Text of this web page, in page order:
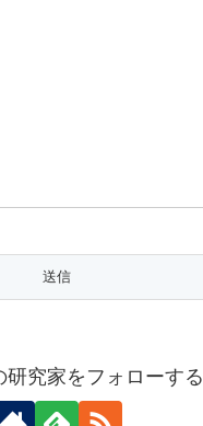
研究家をフォローする